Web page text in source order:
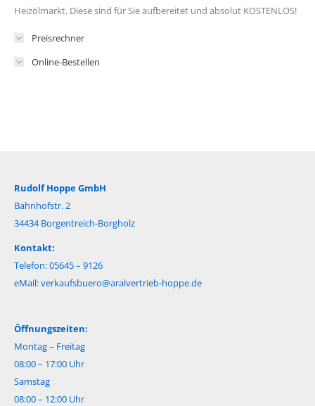
Heizölmarkt. Diese sind für Sie aufbereitet und absolut KOSTENLOS!
Preisrechner
Online-Bestellen
Rudolf Hoppe GmbH
Bahnhofstr. 2
34434 Borgentreich-Borgholz
Kontakt:
Telefon: 05645 – 9126
eMail:verkaufsbuero@aralvertrieb-hoppe.de
Öffnungszeiten:
Montag – Freitag
08:00 – 17:00 Uhr
Samstag
08:00 – 12:00 Uhr